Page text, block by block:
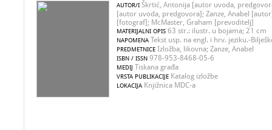
AUTOR/I Škrtić, Antonija [autor uvoda,
[autor uvoda, predgovora]; Zanze, Anabel
[fotograf]; McMaster, Graham [prevoditelj]
MATERIJALNI OPIS 63 str.: ilustr. u bojama; 21 cm
NAPOMENA Tekst usp. na engl. i hrv. jeziku.-
PREDMETNICE Izložba, likovna; Zanze, Anabel
ISBN / ISSN 978-953-8468-05-6
MEDIJ Tiskana građa
VRSTA PUBLIKACIJE Katalog izložbe
LOKACIJA Knjižnica MDC-a